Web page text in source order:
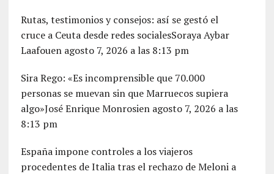
Rutas, testimonios y consejos: así se gestó el
cruce a Ceuta desde redes socialesSoraya Aybar
Laafouen agosto 7, 2026 a las 8:13 pm
Sira Rego: «Es incomprensible que 70.000
personas se muevan sin que Marruecos supiera
algo»José Enrique Monrosien agosto 7, 2026 a las
8:13 pm
España impone controles a los viajeros
procedentes de Italia tras el rechazo de Meloni a